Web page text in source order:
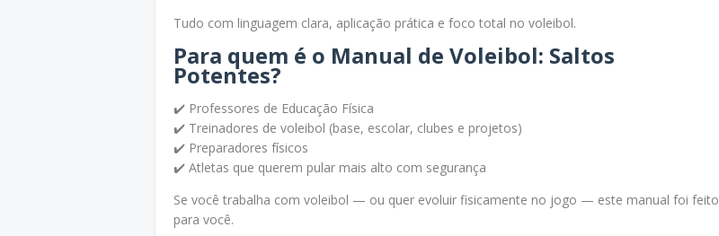
Tudo com linguagem clara, aplicação prática e foco total no voleibol.
Para quem é o Manual de Voleibol: Saltos
Potentes?
✔️ Professores de Educação Física
✔️ Treinadores de voleibol (base, escolar, clubes e projetos)
✔️ Preparadores físicos
✔️ Atletas que querem pular mais alto com segurança
Se você trabalha com voleibol — ou quer evoluir fisicamente no jogo — este manual foi feito
para você.